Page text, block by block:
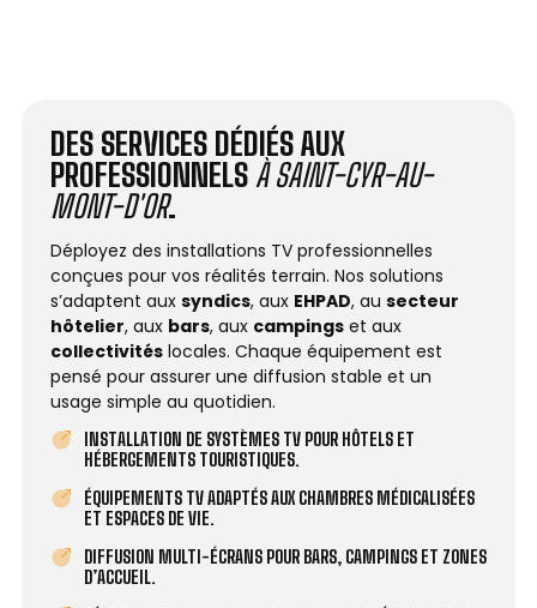
DES SERVICES DÉDIÉS AUX
PROFESSIONNELS À SAINT-CYR-AU-
MONT-D'OR.
Déployez des installations TV professionnelles
conçues pour vos réalités terrain. Nos solutions
s’adaptent aux syndics, aux EHPAD, au secteur
hôtelier, aux bars, aux campings et aux
collectivités locales. Chaque équipement est
pensé pour assurer une diffusion stable et un
usage simple au quotidien.
INSTALLATION DE SYSTÈMES TV POUR HÔTELS ET
HÉBERGEMENTS TOURISTIQUES.
ÉQUIPEMENTS TV ADAPTÉS AUX CHAMBRES MÉDICALISÉES
ET ESPACES DE VIE.
DIFFUSION MULTI-ÉCRANS POUR BARS, CAMPINGS ET ZONES
D’ACCUEIL.